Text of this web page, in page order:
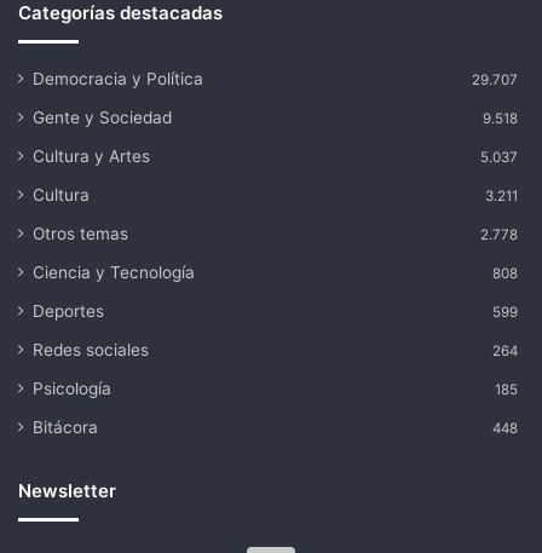
Categorías destacadas
Democracia y Política 29.707
Gente y Sociedad 9.518
Cultura y Artes 5.037
Cultura 3.211
Otros temas 2.778
Ciencia y Tecnología 808
Deportes 599
Redes sociales 264
Psicología 185
Bitácora 448
Newsletter